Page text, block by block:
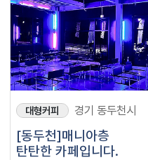
대형커피 경기 동두천시
[동두천]매니아층
탄탄한 카페입니다.